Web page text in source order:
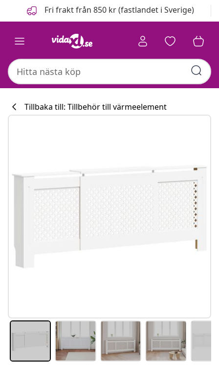
FöregåendeFri frakt från 850 kr (fastlandet i Sverige)
Tillbaka till: Tillbehör till värmeelement